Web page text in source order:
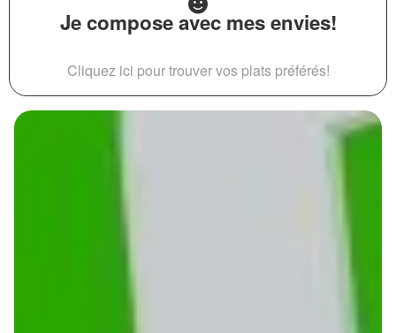
Je compose avec mes envies!
Cliquez ici pour trouver vos plats préférés!